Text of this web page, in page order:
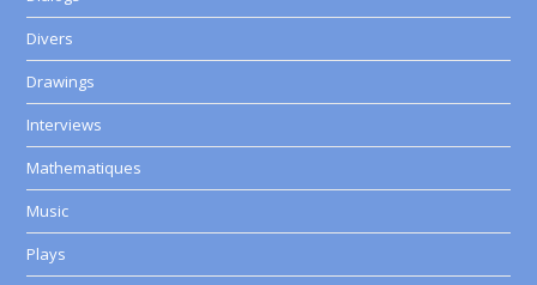
Divers
Drawings
Interviews
Mathematiques
Music
Plays